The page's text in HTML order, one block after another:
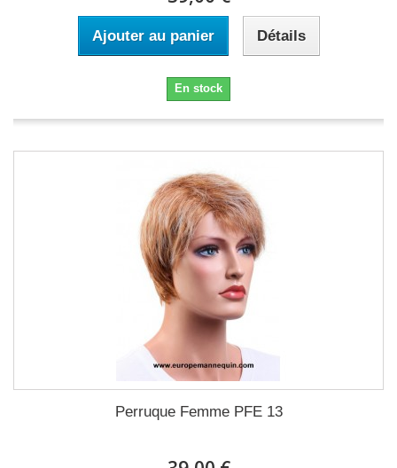
Ajouter au panier Détails
En stock
Perruque Femme PFE 13